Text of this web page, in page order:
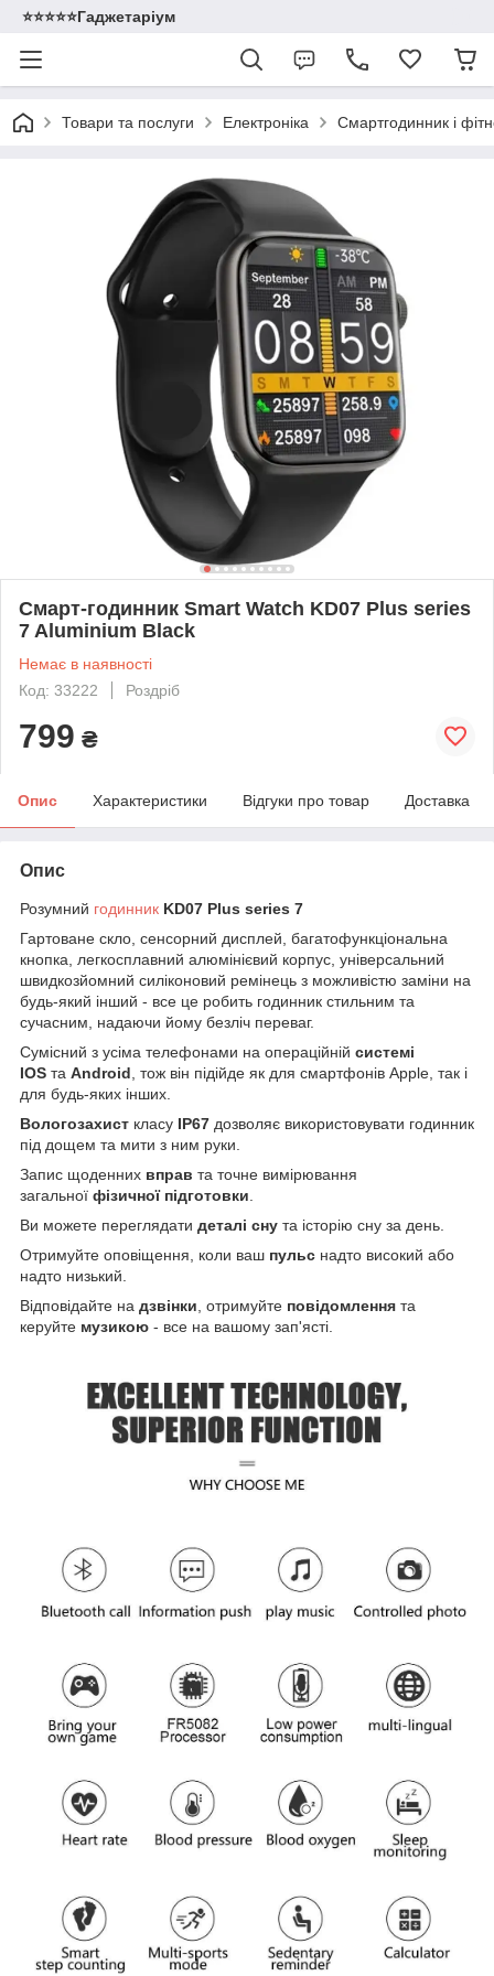
⭐️⭐️⭐️⭐️⭐️Гаджетаріум
Товари та послуги Електроніка Смартгодинник і
Смарт-годинник Smart Watch KD07 Plus series
7 Aluminium Black
Немає в наявності
Код: 33222
Роздріб
799 ₴
Опис Характеристики Відгуки про товар Доставка
Опис
Розумний годинник KD07 Plus series 7
Гартоване скло, сенсорний дисплей, багатофункціональна
кнопка, легкосплавний алюмінієвий корпус, універсальний
швидкозйомний силіконовий ремінець з можливістю заміни на
будь-який інший - все це робить годинник стильним та
сучасним, надаючи йому безліч переваг.
Сумісний з усіма телефонами на операційній системі
IOS та Android , тож він підійде як для смартфонів Apple, так і
для будь-яких інших.
Вологозахист класу IP67 дозволяє використовувати годинник
під дощем та мити з ним руки.
Запис щоденних вправ та точне вимірювання
загальної фізичної підготовки
Ви можете переглядати деталі сну та історію сну за день.
Отримуйте оповіщення, коли ваш пульс надто високий або
надто низький.
Відповідайте на дзвінки , отримуйте повідомлення та
керуйте музикою - все на вашому зап'ясті.